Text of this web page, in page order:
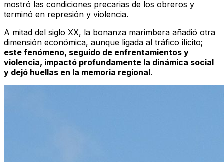
mostró las condiciones precarias de los obreros y
terminó en represión y violencia.
A mitad del siglo XX, la bonanza marimbera añadió otra
dimensión económica, aunque ligada al tráfico ilícito;
este fenómeno, seguido de enfrentamientos y
violencia, impactó profundamente la dinámica social
y dejó huellas en la memoria regional.